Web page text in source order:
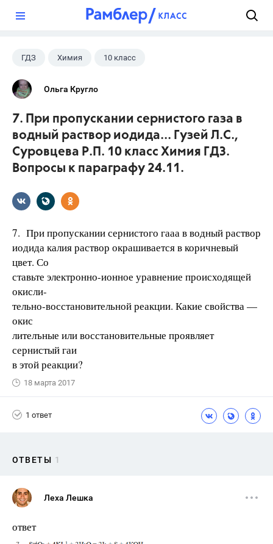
ГДЗ Химия 10 класс
Гузей Л.С.
Ольга Кругло
7. При пропускании сернистого газа в
водный раствор иодида... Гузей Л.С.,
Суровцева Р.П. 10 класс Химия ГДЗ.
Вопросы к параграфу 24.11.
7. При пропускании сернистого гааа в водный раствор
иодида калия раствор окрашивается в коричневый
цвет. Со
ставьте электронно-ионное уравнение происходящей
окисли-
тельно-восстановительной реакции. Какие свойства —
окис
лителъные или восстановительные проявляет
сернистый гаи
в этой реакции?
18 марта 2017
1 ответ
ОТВЕТЫ 1
Леха Лешка
ответ